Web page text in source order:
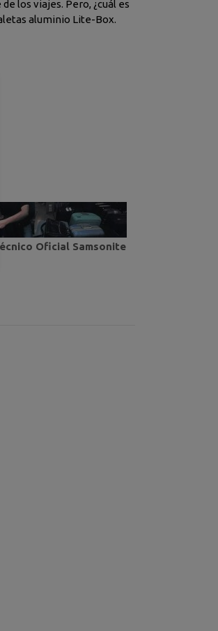
los viajes. Pero, ¿cuál es
aluminio Lite-Box.
Oficial Samsonite